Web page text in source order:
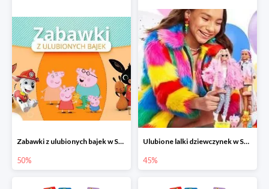
Zabawki z ulubionych bajek w Smyku do -50%
50%
Ulubione lalki dziewczynek w Smyku do -45%
45%